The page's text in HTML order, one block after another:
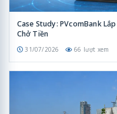
Case Study: PVcomBank
Chở Tiền
31/07/2026 66 lượt xem